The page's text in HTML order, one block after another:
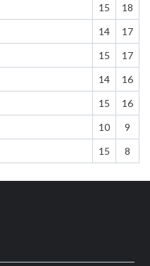
15 18
14 17
15 17
14 16
15 16
10 9
15 8